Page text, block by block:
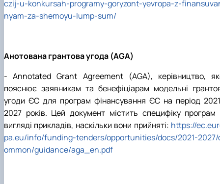
czij-u-konkursah-programy-goryzont-yevropa-z-
nyam-za-shemoyu-lump-sum/
Анотована грантова угода (AGA)
- Annotated Grant Agreement (AGA), керівництво,
пояснює заявникам та бенефіціарам модельні
угоди ЄС для програм фінансування ЄС на період
2027 років. Цей документ містить специфіку програм
вигляді прикладів, наскільки вони прийняті: https://
pa.eu/info/funding-tenders/opportunities/docs/2021-
ommon/guidance/aga_en.pdf